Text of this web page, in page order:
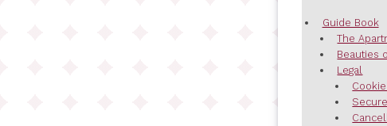
Guide Book
The
Beauties
Legal